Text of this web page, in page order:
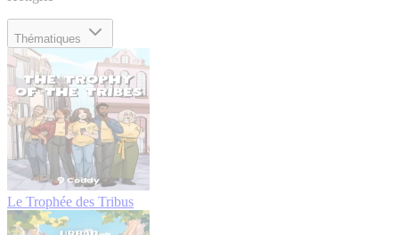
Thématiques
Le Trophée des Tribus